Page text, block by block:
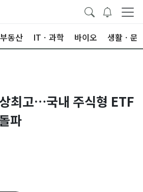
부동산 ITㆍ과학 바이오 생활ㆍ문
최고…국내 주식형 ETF
파